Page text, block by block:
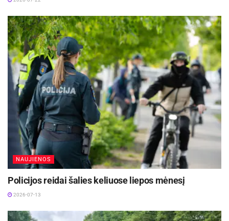
NAUJIENOS
Policijos reidai šalies keliuose liepos mėnesį
2026-07-13